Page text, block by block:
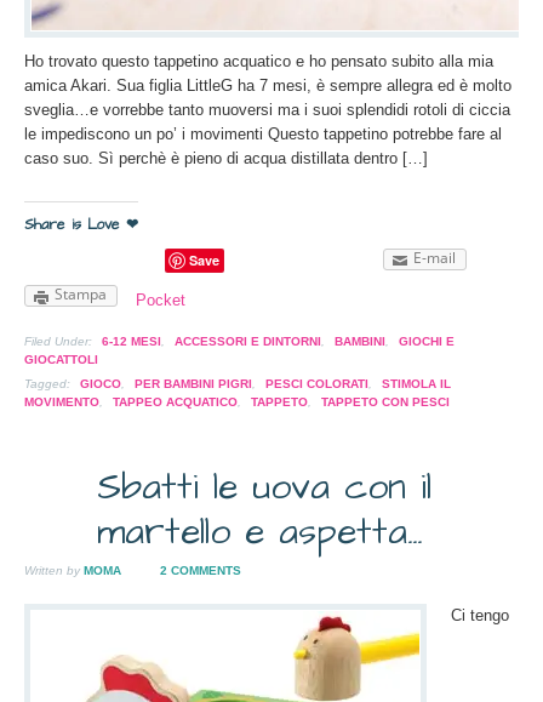
Ho trovato questo tappetino acquatico e ho pensato subito alla mia
amica Akari. Sua figlia LittleG ha 7 mesi, è sempre allegra ed è molto
sveglia…e vorrebbe tanto muoversi ma i suoi splendidi rotoli di ciccia
le impediscono un po’ i movimenti Questo tappetino potrebbe fare al
caso suo. Sì perchè è pieno di acqua distillata dentro […]
Share is Love ❤
Save
E-mail
Stampa
Pocket
Filed Under: 6-12 MESI ACCESSORI E DINTORNI BAMBINI
GIOCHI E
GIOCATTOLI
Tagged:
GIOCO PER BAMBINI PIGRI PESCI COLORATI
STIMOLA IL
MOVIMENTO
TAPPEO ACQUATICO TAPPETO TAPPETO CON PESCI
Sbatti le uova con il
martello e aspetta…
Written by MOMA 2 COMMENTS
Ci tengo